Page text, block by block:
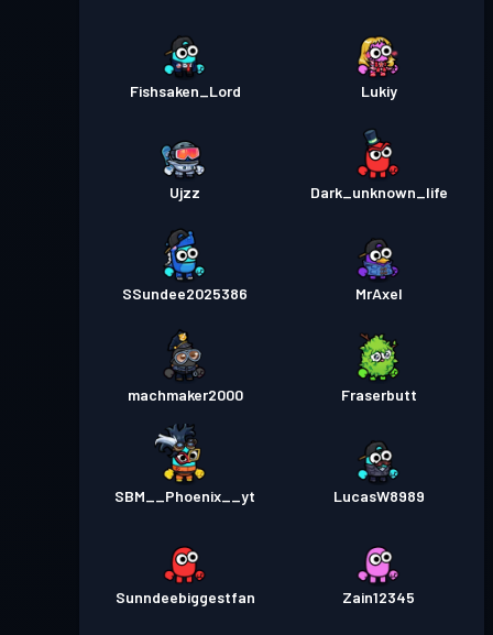
Fishsaken_Lord Lukiy
Ujzz Dark_unknown_life
SSundee2025386 MrAxel
machmaker2000 Fraserbutt
SBM__Phoenix__yt LucasW8989
Sunndeebiggestfan Zain12345